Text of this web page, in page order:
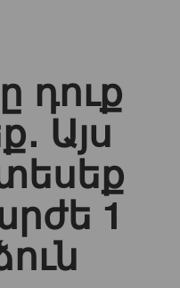
դուք
Այս
1